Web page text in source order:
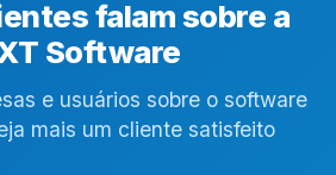
falam sobre a
Software
e usuários sobre o software
mais um cliente satisfeito